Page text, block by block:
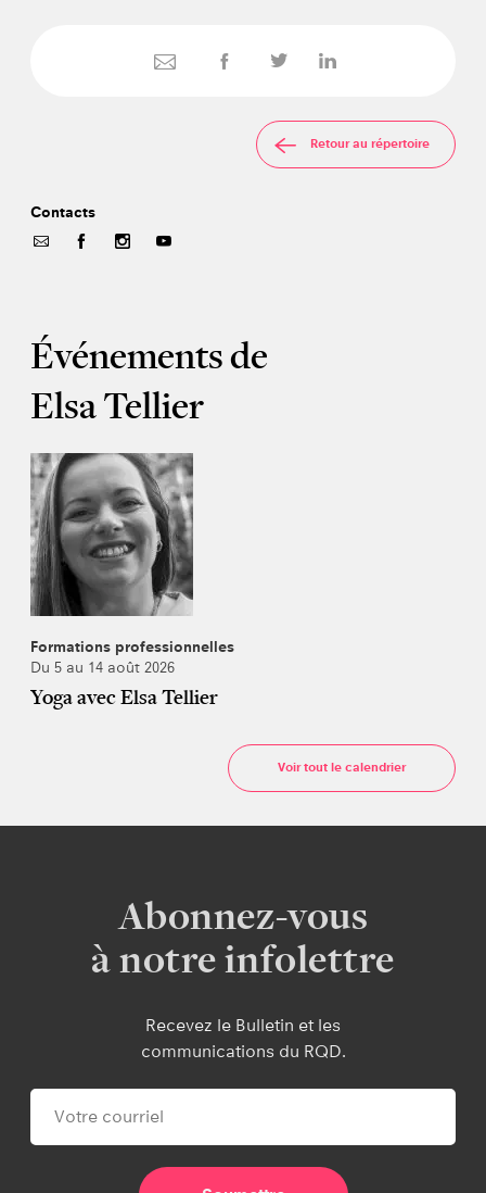
Retour au répertoire
Contacts
Événements de
Elsa Tellier
Formations professionnelles
Du 5 au 14 août 2026
Yoga avec Elsa Tellier
Voir tout le calendrier
Abonnez-vous
à notre infolettre
Recevez le Bulletin et les
communications du RQD.